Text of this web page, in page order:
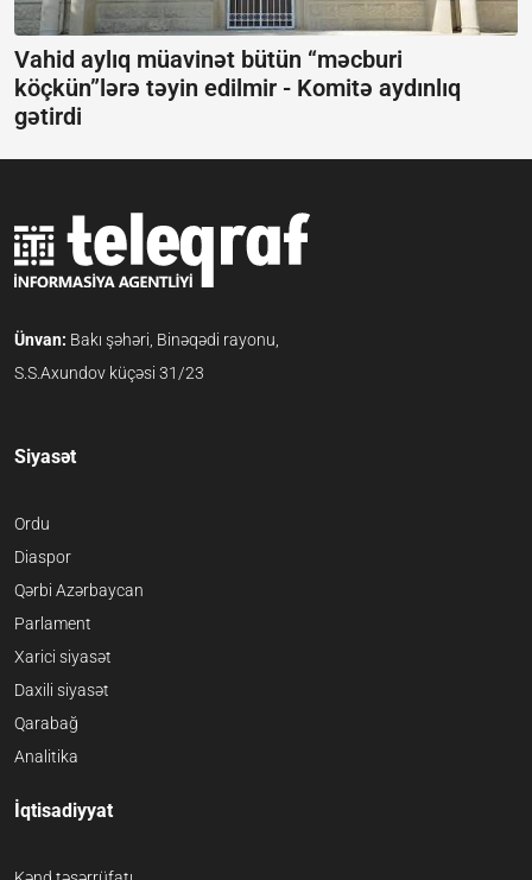
Vahid aylıq müavinət bütün “məcburi
köçkün”lərə təyin edilmir - Komitə aydınlıq
gətirdi
Ünvan: Bakı şəhəri, Binəqədi rayonu,
S.S.Axundov küçəsi 31/23
Siyasət
Ordu
Diaspor
Qərbi Azərbaycan
Parlament
Xarici siyasət
Daxili siyasət
Qarabağ
Analitika
İqtisadiyyat